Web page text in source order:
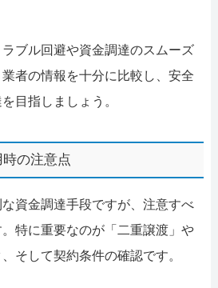
ブル回避や資金調達のスムーズ
者の情報を十分に比較し、安全
目指しましょう。
の注意点
資金調達手段ですが、注意すべ
特に重要なのが「二重譲渡」や
そして契約条件の確認です。